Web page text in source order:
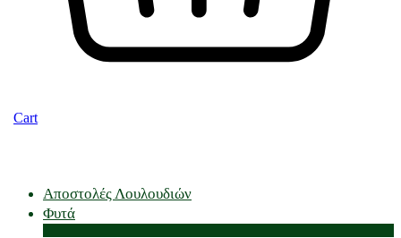
Cart
Αποστολές Λουλουδιών
Φυτά